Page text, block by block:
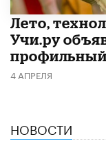
Лето,
Учи.ру
профильный
4 АПРЕЛЯ
НОВОСТИ